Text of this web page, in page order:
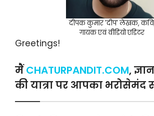
दीपक कुमार 'दीप' लेखक,
गायक एवं वीडियो एडिटर
Greetings!
मैंCHATURPANDIT.COM,
की यात्रा पर आपका भरोसेमंद